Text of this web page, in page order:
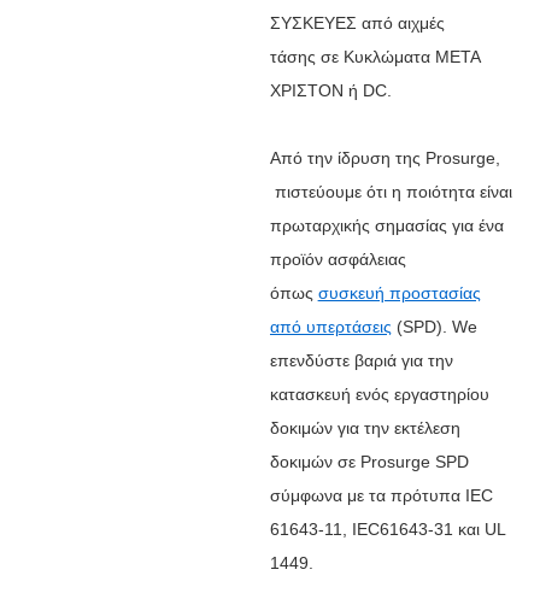
ΣΥΣΚΕΥΕΣ από αιχμές
τάσης σε Κυκλώματα ΜΕΤΑ
ΧΡΙΣΤΟΝ ή DC.
Από την ίδρυση της Prosurge,
πιστεύουμε ότι η ποιότητα είναι
πρωταρχικής σημασίας για ένα
προϊόν ασφάλειας
όπως συσκευή προστασίας
από υπερτάσεις (SPD). We
επενδύστε βαριά για την
κατασκευή ενός εργαστηρίου
δοκιμών για την εκτέλεση
δοκιμών σε Prosurge SPD
σύμφωνα με τα πρότυπα IEC
61643-11, IEC61643-31 και UL
1449.